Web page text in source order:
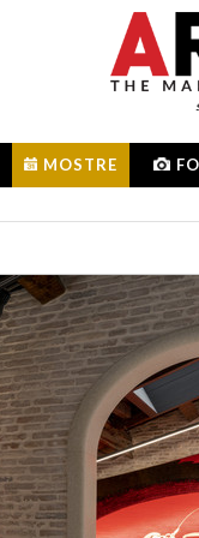
MOSTRE